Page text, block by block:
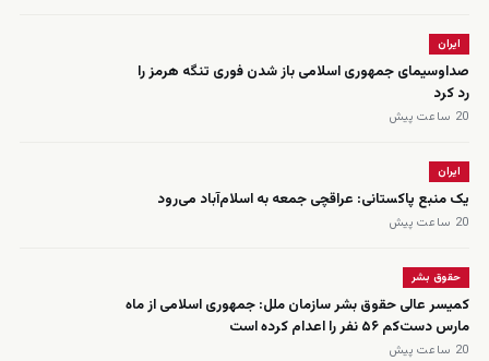
ایران
صداوسیمای جمهوری اسلامی باز شدن فوری تنگه هرمز را
رد کرد
20 ساعت پیش
ایران
یک منبع پاکستانی: عراقچی جمعه به اسلام‌آباد می‌رود
20 ساعت پیش
حقوق بشر
کمیسر عالی حقوق بشر سازمان ملل: جمهوری اسلامی از ماه
مارس دست‌کم ۵۶ نفر را اعدام کرده است
20 ساعت پیش